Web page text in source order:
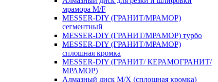
мрамора M/F
MESSER-DIY (ГРАНИТ/МРАМОР)
сегментный
MESSER-DIY (ГРАНИТ/МРАМОР) турбо
MESSER-DIY (ГРАНИТ/МРАМОР)
сплошная кромка
MESSER-DIY (ГРАНИТ/ КЕРАМОГРАНИТ/
МРАМОР)
Алмазный диск M/X (сплошная кромка)